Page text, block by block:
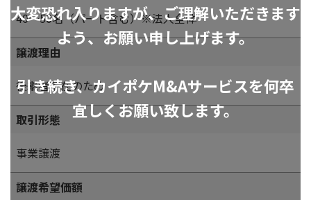
大変恐れ入りますが、ご理解いただきます
よう、お願い申し上げます。
引き続き、カイポケM&Aサービスを何卒
宜しくお願い致します。
40～50名（パート含む）※法人全体
譲渡理由
後継者不在のため
取引形態
事業譲渡
譲渡希望価額